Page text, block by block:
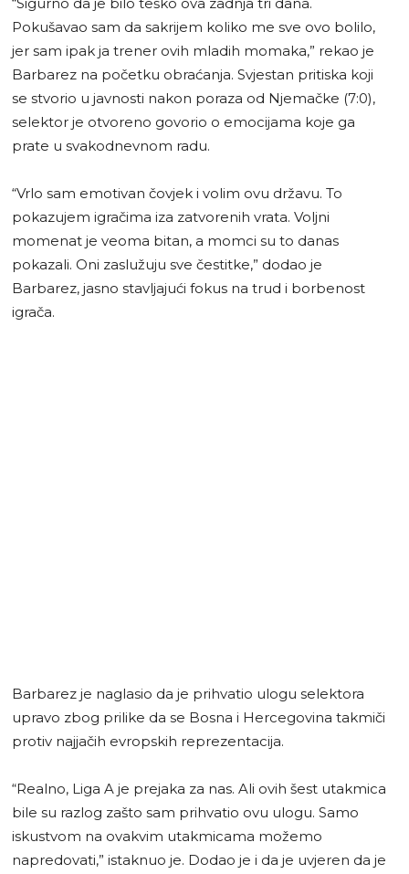
Pokušavao sam da sakrijem koliko me sve ovo bolilo,
jer sam ipak ja trener ovih mladih momaka,” rekao je
Barbarez na početku obraćanja. Svjestan pritiska koji
se stvorio u javnosti nakon poraza od Njemačke (7:0),
selektor je otvoreno govorio o emocijama koje ga
prate u svakodnevnom radu.
“Vrlo sam emotivan čovjek i volim ovu državu. To
pokazujem igračima iza zatvorenih vrata. Voljni
momenat je veoma bitan, a momci su to danas
pokazali. Oni zaslužuju sve čestitke,” dodao je
Barbarez, jasno stavljajući fokus na trud i borbenost
igrača.
Barbarez je naglasio da je prihvatio ulogu selektora
upravo zbog prilike da se Bosna i Hercegovina takmiči
protiv najjačih evropskih reprezentacija.
“Realno, Liga A je prejaka za nas. Ali ovih šest utakmica
bile su razlog zašto sam prihvatio ovu ulogu. Samo
iskustvom na ovakvim utakmicama možemo
napredovati,” istaknuo je. Dodao je i da je uvjeren da je